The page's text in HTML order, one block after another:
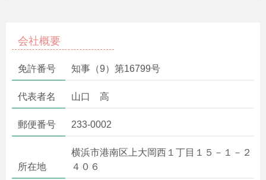
会社概要
免許番号 知事（9）第16799号
代表者名 山口 高
郵便番号 233-0002
所在地
横浜市港南区上大岡西１丁目１５－１－２
４０６